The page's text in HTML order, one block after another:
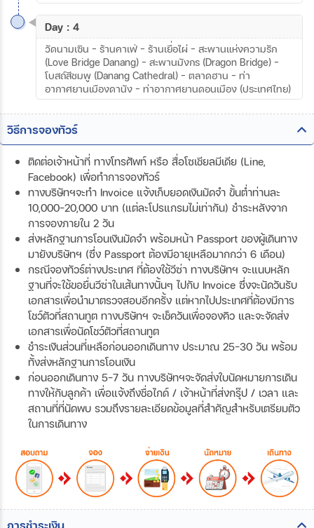
Day : 4
วัดนามเซิน – ร้านคาเฟ่ - ร้านเยื่อไผ่ - สะพานแห่งความรัก
(Love Bridge Danang) – สะพานมังกร (Dragon Bridge) -
โบสถ์สีชมพู (Danang Cathedral) - ตลาดฮาน – ท่า
อากาศยานเมืองดานัง – ท่าอากาศยานดอนเมือง (ประเทศไทย)
วิธีการจองทัวร์
ติดต่อเจ้าหน้าที่ ทางโทรศัพท์ หรือ สื่อโซเชียลมีเดีย (Line,
Facebook) เพื่อทำการจองทัวร์
ทางบริษัทฯจะทำ Invoice แจ้งเก็บยอดเงินมัดจำ ขั้นต่ำท่านละ
10,000-20,000 บาท (แต่ละโปรแกรมไม่เท่ากัน) ชำระหลังจาก
การจองภายใน 2 วัน
ส่งหลักฐานการโอนเงินมัดจำ พร้อมหน้า Passport ของผู้เดินทาง
มายังบริษัทฯ (ซึ่ง Passport ต้องมีอายุเหลือมากกว่า 6 เดือน)
กรณีจองทัวร์ต่างประเทศ ที่ต้องใช้วีซ่า ทางบริษัทฯ จะแนบหลัก
ฐานที่จะใช้ขอยื่นวีซ่าในเส้นทางนั้นๆ ไปกับ Invoice ซึ่งจะนัดวันรับ
เอกสารเพื่อนำมาตรวจสอบอีกครั้ง แต่หากไปประเทศที่ต้องมีการ
โชว์ตัวที่สถานทูต ทางบริษัทฯ จะเช็ควันเพื่อจองคิว และจะจัดส่ง
เอกสารเพื่อนัดโชว์ตัวที่สถานทูต
ชำระเงินส่วนที่เหลือก่อนออกเดินทาง ประมาณ 25-30 วัน พร้อม
ทั้งส่งหลักฐานการโอนเงิน
ก่อนออกเดินทาง 5-7 วัน ทางบริษัทฯจะจัดส่งใบนัดหมายการเดิน
ทางให้กับลูกค้า เพื่อแจ้งถึงชื่อไกด์ / เจ้าหน้าที่ส่งกรุ๊ป / เวลา และ
สถานที่ที่นัดพบ รวมถึงรายละเอียดข้อมูลที่สำคัญสำหรับเตรียมตัว
ในการเดินทาง